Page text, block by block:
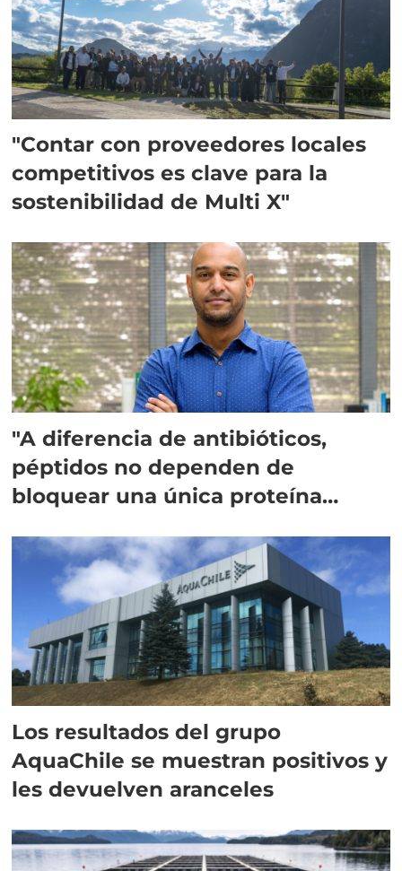
"Contar con proveedores locales
competitivos es clave para la
sostenibilidad de Multi X"
"A diferencia de antibióticos,
péptidos no dependen de
bloquear una única proteína
Los resultados del grupo
AquaChile se muestran positivos y
les devuelven aranceles